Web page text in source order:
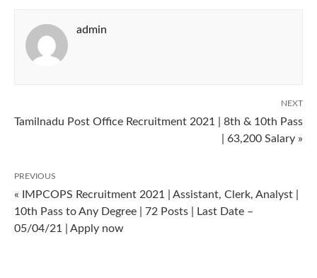
admin
NEXT
Tamilnadu Post Office Recruitment 2021 | 8th & 10th Pass
| 63,200 Salary »
PREVIOUS
« IMPCOPS Recruitment 2021 | Assistant, Clerk, Analyst |
10th Pass to Any Degree | 72 Posts | Last Date –
05/04/21 | Apply now